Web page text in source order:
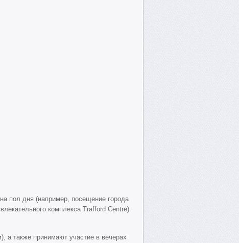
пол дня (например, посещение города
комплекса Trafford Centre)
а также принимают участие в вечерах